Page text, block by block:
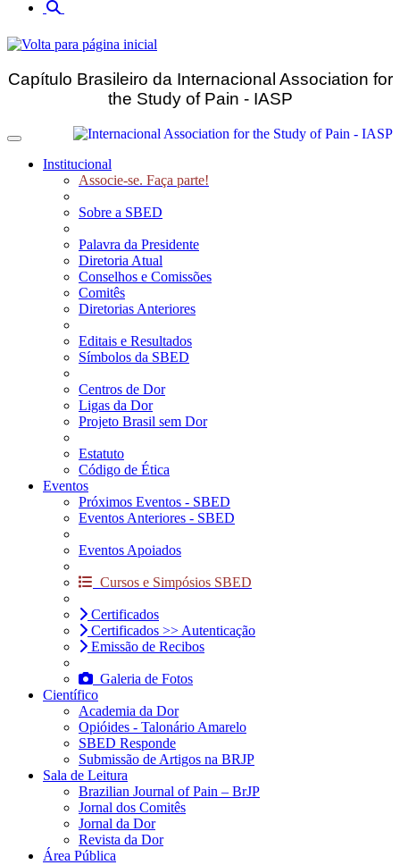
Capítulo Brasileiro da Internacional Association for
the Study of Pain - IASP
Toggle navigation
Institucional
Associe-se. Faça parte!
Sobre a SBED
Palavra da Presidente
Diretoria Atual
Conselhos e Comissões
Comitês
Diretorias Anteriores
Editais e Resultados
Símbolos da SBED
Centros de Dor
Ligas da Dor
Projeto Brasil sem Dor
Estatuto
Código de Ética
Eventos
Próximos Eventos - SBED
Eventos Anteriores - SBED
Eventos Apoiados
Cursos e Simpósios SBED
Certificados
Certificados >> Autenticação
Emissão de Recibos
Galeria de Fotos
Científico
Academia da Dor
Opióides - Talonário Amarelo
SBED Responde
Submissão de Artigos na BRJP
Sala de Leitura
Brazilian Journal of Pain – BrJP
Jornal dos Comitês
Jornal da Dor
Revista da Dor
Área Pública